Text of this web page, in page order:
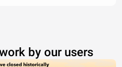
by our users